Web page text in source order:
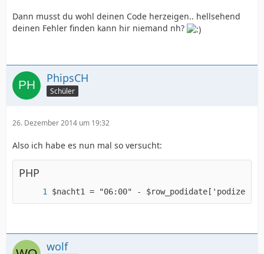
Dann musst du wohl deinen Code herzeigen.. hellsehend
deinen Fehler finden kann hir niemand nh?
PhipsCH
Schüler
26. Dezember 2014 um 19:32
Also ich habe es nun mal so versucht:
PHP
$nacht1 = "06:00" -
wolf